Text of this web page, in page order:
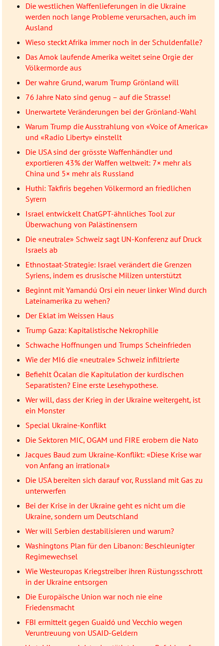
Die westlichen Waffenlieferungen in die Ukraine
werden noch lange Probleme verursachen, auch im
Ausland
Wieso steckt Afrika immer noch in der Schuldenfalle?
Das Amok laufende Amerika weitet seine Orgie der
Völkermorde aus
Der wahre Grund, warum Trump Grönland will
76 Jahre Nato sind genug – auf die Strasse!
Unerwartete Veränderungen bei der Grönland-Wahl
Warum Trump die Ausstrahlung von «Voice of America»
und «Radio Liberty» einstellt
Die USA sind der grösste Waffenhändler und
exportieren 43% der Waffen weltweit: 7× mehr als
China und 5× mehr als Russland
Huthi: Takfiris begehen Völkermord an friedlichen
Syrern
Israel entwickelt ChatGPT-ähnliches Tool zur
Überwachung von Palästinensern
Die «neutrale» Schweiz sagt UN-Konferenz auf Druck
Israels ab
Ethnostaat-Strategie: Israel verändert die Grenzen
Syriens, indem es drusische Milizen unterstützt
Beginnt mit Yamandú Orsi ein neuer linker Wind durch
Lateinamerika zu wehen?
Der Eklat im Weissen Haus
Trump Gaza: Kapitalistische Nekrophilie
Schwache Hoffnungen und Trumps Scheinfrieden
Wie der MI6 die «neutrale» Schweiz infiltrierte
Befiehlt Öcalan die Kapitulation der kurdischen
Separatisten? Eine erste Lesehypothese.
Wer will, dass der Krieg in der Ukraine weitergeht, ist
ein Monster
Special Ukraine-Konflikt
Die Sektoren MIC, OGAM und FIRE erobern die Nato
Jacques Baud zum Ukraine-Konflikt: «Diese Krise war
von Anfang an irrational»
Die USA bereiten sich darauf vor, Russland mit Gas zu
unterwerfen
Bei der Krise in der Ukraine geht es nicht um die
Ukraine, sondern um Deutschland
Wer will Serbien destabilisieren und warum?
Washingtons Plan für den Libanon: Beschleunigter
Regimewechsel
Wie Westeuropas Kriegstreiber ihren Rüstungsschrott
in der Ukraine entsorgen
Die Europäische Union war noch nie eine
Friedensmacht
FBI ermittelt gegen Guaidó und Vecchio wegen
Veruntreuung von USAID-Geldern